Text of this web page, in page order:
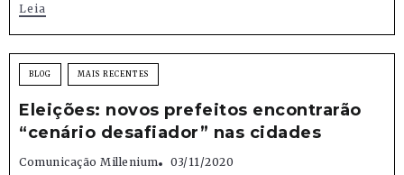
Leia
BLOG MAIS RECENTES
Eleições: novos prefeitos encontrarão
“cenário desafiador” nas cidades
Comunicação Millenium
03/11/2020